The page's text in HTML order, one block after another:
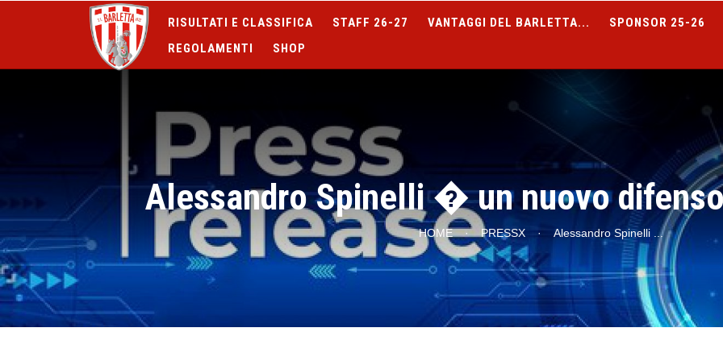
RISULTATI E CLASSIFICA STAFF 26-27 VANTAGGI DEL BARLETTA... SPONSOR 25-26
REGOLAMENTI
SHOP
Alessandro Spinelli � un nuovo
HOME · PRESSX · Alessandro Spinelli ...